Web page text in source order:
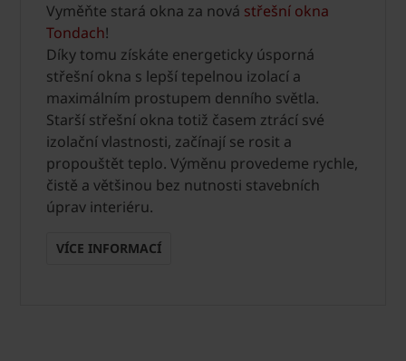
Vyměňte stará okna za nová střešní okna
Tondach!
Díky tomu získáte energeticky úsporná
střešní okna s lepší tepelnou izolací a
maximálním prostupem denního světla.
Starší střešní okna totiž časem ztrácí své
izolační vlastnosti, začínají se rosit a
propouštět teplo. Výměnu provedeme rychle,
čistě a většinou bez nutnosti stavebních
úprav interiéru.
VÍCE INFORMACÍ